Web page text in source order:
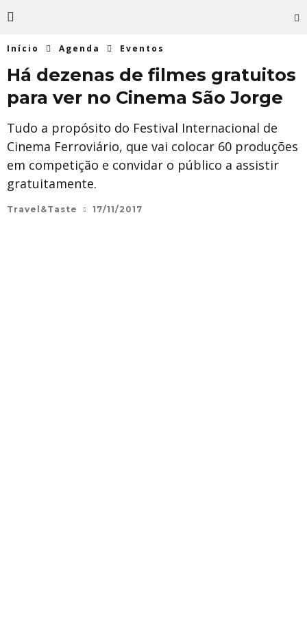
Início Agenda Eventos
Há dezenas de filmes gratuitos
para ver no Cinema São Jorge
Tudo a propósito do Festival Internacional de
Cinema Ferroviário, que vai colocar 60 produções
em competição e convidar o público a assistir
gratuitamente.
Travel&Taste 17/11/2017